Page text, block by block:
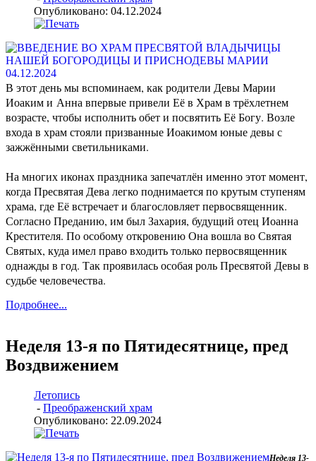
Опубликовано: 04.12.2024
В этот день мы вспоминаем, как родители Девы Марии
Иоаким и Анна впервые привели Её в Храм в трёхлетнем
возрасте, чтобы исполнить обет и посвятить Её Богу. Возле
входа в храм стояли призванные Иоакимом юные девы с
зажжёнными светильниками.
На многих иконах праздника запечатлён именно этот момент,
когда Пресвятая Дева легко поднимается по крутым ступеням
храма, где Её встречает и благословляет первосвященник.
Согласно Преданию, им был Захария, будущий отец Иоанна
Крестителя. По особому откровению Она вошла во Святая
Святых, куда имел право входить только первосвященник
однажды в год. Так проявилась особая роль Пресвятой Девы в
судьбе человечества.
Подробнее...
Неделя 13-я по Пятидесятнице, пред
Воздвижением
Летопись
- Преображенский храм
Опубликовано: 22.09.2024
Неделя 13-